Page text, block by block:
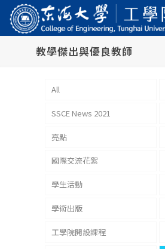
教學傑出與優良教師
All
SSCE News 2021
亮點
國際交流花絮
學生活動
學術出版
工學院開設課程